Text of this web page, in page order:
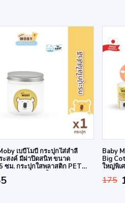
เบบี้โมบี้ กระปุกใส่สำลี
ะสงค์ มีฝาปิดสนิท ขนาด
ซม. กระปุกใสพลาสติก PET
บัด
Baby
Big
ใหญ่พิเ
175